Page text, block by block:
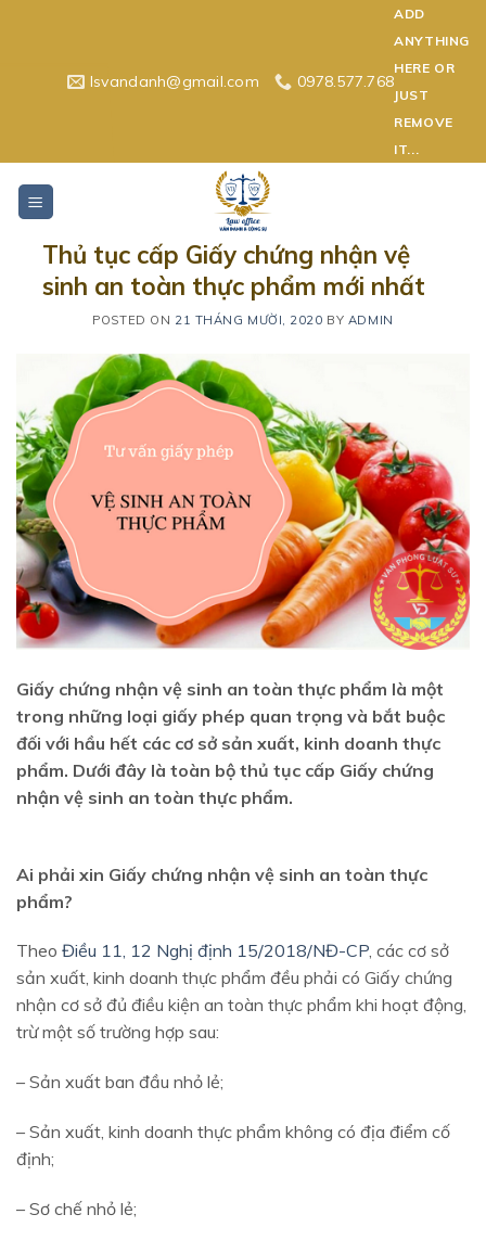
lsvandanh@gmail.com 0978.577.768
ADD
ANYTHING
HERE OR
JUST
REMOVE
IT...
Thủ tục cấp Giấy chứng nhận vệ
sinh an toàn thực phẩm mới nhất
POSTED ON 21 THÁNG MƯỜI, 2020 BY ADMIN
Giấy chứng nhận vệ sinh an toàn thực phẩm là một
trong những loại giấy phép quan trọng và bắt buộc
đối với hầu hết các cơ sở sản xuất, kinh doanh thực
phẩm. Dưới đây là toàn bộ thủ tục cấp Giấy chứng
nhận vệ sinh an toàn thực phẩm.
Ai phải xin Giấy chứng nhận vệ sinh an toàn thực
phẩm?
Theo Điều 11, 12 Nghị định 15/2018/NĐ-CP, các cơ sở
sản xuất, kinh doanh thực phẩm đều phải có Giấy chứng
nhận cơ sở đủ điều kiện an toàn thực phẩm khi hoạt động,
trừ một số trường hợp sau:
– Sản xuất ban đầu nhỏ lẻ;
– Sản xuất, kinh doanh thực phẩm không có địa điểm cố
định;
– Sơ chế nhỏ lẻ;